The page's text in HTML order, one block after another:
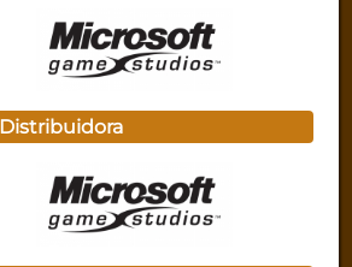
Distribuidora